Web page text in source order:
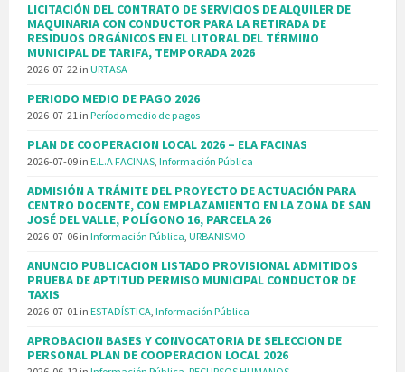
LICITACIÓN DEL CONTRATO DE SERVICIOS DE ALQUILER DE
MAQUINARIA CON CONDUCTOR PARA LA RETIRADA DE
RESIDUOS ORGÁNICOS EN EL LITORAL DEL TÉRMINO
MUNICIPAL DE TARIFA, TEMPORADA 2026
2026-07-22 in URTASA
PERIODO MEDIO DE PAGO 2026
2026-07-21 in Período medio de pagos
PLAN DE COOPERACION LOCAL 2026 – ELA FACINAS
2026-07-09 in E.L.A FACINAS, Información Pública
ADMISIÓN A TRÁMITE DEL PROYECTO DE ACTUACIÓN PARA
CENTRO DOCENTE, CON EMPLAZAMIENTO EN LA ZONA DE SAN
JOSÉ DEL VALLE, POLÍGONO 16, PARCELA 26
2026-07-06 in Información Pública, URBANISMO
ANUNCIO PUBLICACION LISTADO PROVISIONAL ADMITIDOS
PRUEBA DE APTITUD PERMISO MUNICIPAL CONDUCTOR DE
TAXIS
2026-07-01 in ESTADÍSTICA, Información Pública
APROBACION BASES Y CONVOCATORIA DE SELECCION DE
PERSONAL PLAN DE COOPERACION LOCAL 2026